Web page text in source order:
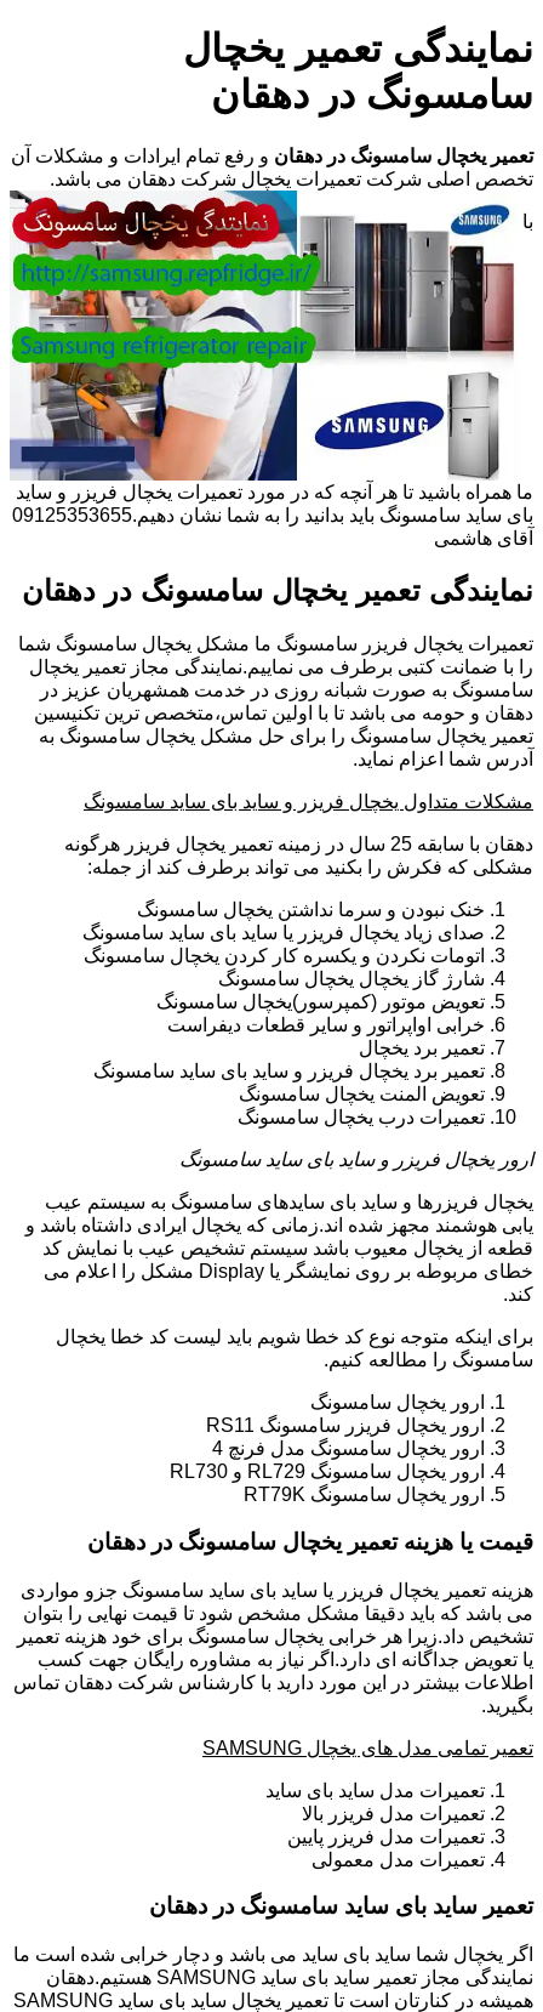
نمایندگی تعمیر یخچال
سامسونگ در دهقان
تعمیر یخچال سامسونگ در دهقان و رفع تمام ایرادات و مشکلات آن
تخصص اصلی شرکت تعمیرات یخچال شرکت دهقان می باشد.
با
ما همراه باشید تا هر آنچه که در مورد تعمیرات یخچال فریزر و ساید
بای ساید سامسونگ باید بدانید را به شما نشان دهیم.09125353655
آقای هاشمی
نمایندگی تعمیر یخچال سامسونگ در دهقان
تعمیرات یخچال فریزر سامسونگ ما مشکل یخچال سامسونگ شما
را با ضمانت کتبی برطرف می نماییم.نمایندگی مجاز تعمیر یخچال
سامسونگ به صورت شبانه روزی در خدمت همشهریان عزیز در
دهقان و حومه می باشد تا با اولین تماس،متخصص ترین تکنیسین
تعمیر یخچال سامسونگ را برای حل مشکل یخچال سامسونگ به
آدرس شما اعزام نماید.
مشکلات متداول یخچال فریزر و ساید بای ساید سامسونگ
دهقان با سابقه 25 سال در زمینه تعمیر یخچال فریزر هرگونه
مشکلی که فکرش را بکنید می تواند برطرف کند از جمله:
خنک نبودن و سرما نداشتن یخچال سامسونگ
صدای زیاد یخچال فریزر یا ساید بای ساید سامسونگ
اتومات نکردن و یکسره کار کردن یخچال سامسونگ
شارژ گاز یخچال یخچال سامسونگ
تعویض موتور (کمپرسور)یخچال سامسونگ
خرابی اواپراتور و سایر قطعات دیفراست
تعمیر برد یخچال
تعمیر برد یخچال فریزر و ساید بای ساید سامسونگ
تعویض المنت یخچال سامسونگ
تعمیرات درب یخچال سامسونگ
ارور یخچال فریزر و ساید بای ساید سامسونگ
یخچال فریزرها و ساید بای سایدهای سامسونگ به سیستم عیب
یابی هوشمند مجهز شده اند.زمانی که یخچال ایرادی داشتاه باشد و
قطعه از یخچال معیوب باشد سیستم تشخیص عیب با نمایش کد
خطای مربوطه بر روی نمایشگر یا Display مشکل را اعلام می
کند.
برای اینکه متوجه نوع کد خطا شویم باید لیست کد خطا یخچال
سامسونگ را مطالعه کنیم.
ارور یخچال سامسونگ
ارور یخچال فریزر سامسونگ RS11
ارور یخچال سامسونگ مدل فرنچ 4
ارور یخچال سامسونگ RL729 و RL730
ارور یخچال سامسونگ RT79K
قیمت یا هزینه تعمیر یخچال سامسونگ در دهقان
هزینه تعمیر یخچال فریزر یا ساید بای ساید سامسونگ جزو مواردی
می باشد که باید دقیقا مشکل مشخص شود تا قیمت نهایی را بتوان
تشخیص داد.زیرا هر خرابی یخچال سامسونگ برای خود هزینه تعمیر
یا تعویض جداگانه ای دارد.اگر نیاز به مشاوره رایگان جهت کسب
اطلاعات بیشتر در این مورد دارید با کارشناس شرکت دهقان تماس
بگیرید.
تعمیر تمامی مدل های یخچال SAMSUNG
تعمیرات مدل ساید بای ساید
تعمیرات مدل فریزر بالا
تعمیرات مدل فریزر پایین
تعمیرات مدل معمولی
تعمیر ساید بای ساید سامسونگ در دهقان
اگر یخچال شما ساید بای ساید می باشد و دچار خرابی شده است ما
نمایندگی مجاز تعمیر ساید بای ساید SAMSUNG هستیم.دهقان
همیشه در کنارتان است تا تعمیر یخچال ساید بای ساید SAMSUNG